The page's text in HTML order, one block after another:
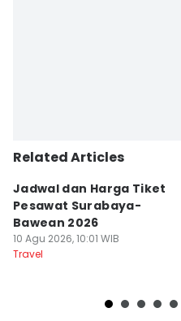
Related Articles
Jadwal dan Harga Tiket
Pesawat Surabaya-
Bawean 2026
10 Agu 2026, 10:01 WIB
Travel